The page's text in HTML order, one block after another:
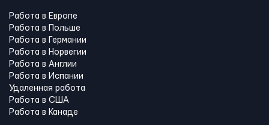
Работа в Европе
Работа в Польше
Работа в Германии
Работа в Норвегии
Работа в Англии
Работа в Испании
Удаленная работа
Работа в США
Работа в Канадe